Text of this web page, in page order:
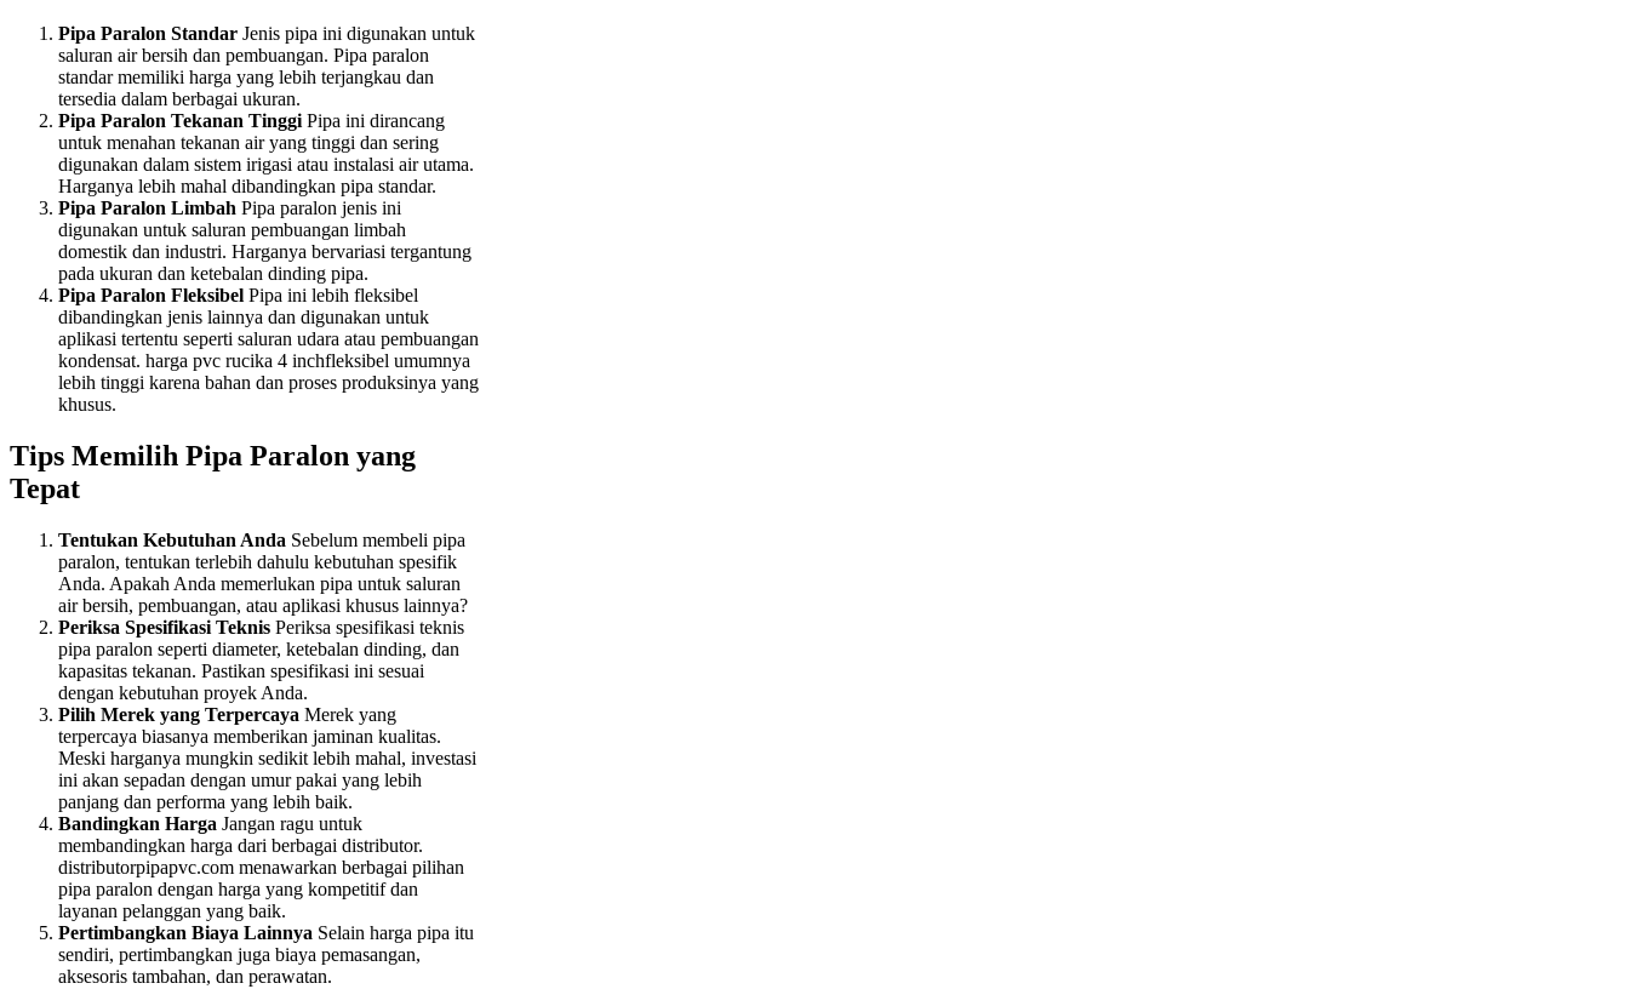
Pipa Paralon Standar Jenis pipa ini digunakan untuk
saluran air bersih dan pembuangan. Pipa paralon
standar memiliki harga yang lebih terjangkau dan
tersedia dalam berbagai ukuran.
Pipa Paralon Tekanan Tinggi Pipa ini dirancang
untuk menahan tekanan air yang tinggi dan sering
digunakan dalam sistem irigasi atau instalasi air utama.
Harganya lebih mahal dibandingkan pipa standar.
Pipa Paralon Limbah Pipa paralon jenis ini
digunakan untuk saluran pembuangan limbah
domestik dan industri. Harganya bervariasi tergantung
pada ukuran dan ketebalan dinding pipa.
Pipa Paralon Fleksibel Pipa ini lebih fleksibel
dibandingkan jenis lainnya dan digunakan untuk
aplikasi tertentu seperti saluran udara atau pembuangan
kondensat. harga pvc rucika 4 inchfleksibel umumnya
lebih tinggi karena bahan dan proses produksinya yang
khusus.
Tips Memilih Pipa Paralon yang
Tepat
Tentukan Kebutuhan Anda Sebelum membeli pipa
paralon, tentukan terlebih dahulu kebutuhan spesifik
Anda. Apakah Anda memerlukan pipa untuk saluran
air bersih, pembuangan, atau aplikasi khusus lainnya?
Periksa Spesifikasi Teknis Periksa spesifikasi teknis
pipa paralon seperti diameter, ketebalan dinding, dan
kapasitas tekanan. Pastikan spesifikasi ini sesuai
dengan kebutuhan proyek Anda.
Pilih Merek yang Terpercaya Merek yang
terpercaya biasanya memberikan jaminan kualitas.
Meski harganya mungkin sedikit lebih mahal, investasi
ini akan sepadan dengan umur pakai yang lebih
panjang dan performa yang lebih baik.
Bandingkan Harga Jangan ragu untuk
membandingkan harga dari berbagai distributor.
distributorpipapvc.com menawarkan berbagai pilihan
pipa paralon dengan harga yang kompetitif dan
layanan pelanggan yang baik.
Pertimbangkan Biaya Lainnya Selain harga pipa itu
sendiri, pertimbangkan juga biaya pemasangan,
aksesoris tambahan, dan perawatan.